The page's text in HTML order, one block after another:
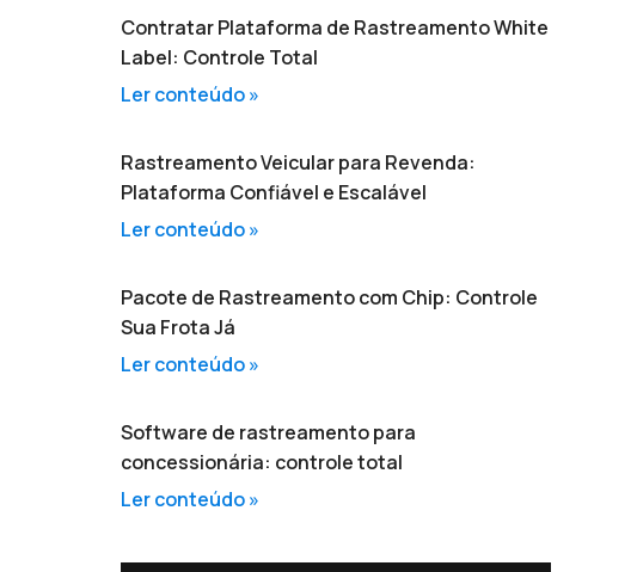
Contratar Plataforma de Rastreamento White
Label: Controle Total
Ler conteúdo »
Rastreamento Veicular para Revenda:
Plataforma Confiável e Escalável
Ler conteúdo »
Pacote de Rastreamento com Chip: Controle
Sua Frota Já
Ler conteúdo »
Software de rastreamento para
concessionária: controle total
Ler conteúdo »